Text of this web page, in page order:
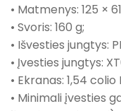
• Matmenys: 125 ×
• Svoris: 160 g;
• Išvesties jungtys:
• Įvesties jungtys:
• Ekranas: 1,54
• Minimali įvesties